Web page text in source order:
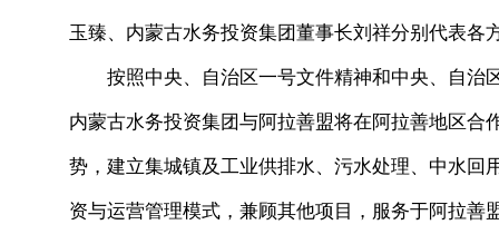
玉臻、内蒙古水务投资集团董事长刘祥分别代表各
按照中央、自治区一号文件精神和中央、自治
内蒙古水务投资集团与阿拉善盟将在阿拉善地区
势，建立集城镇及工业供排水、污水处理、中水
资与运营管理模式，兼顾其他项目，服务于阿拉善